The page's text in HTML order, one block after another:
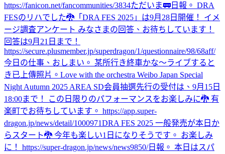
https://fanicon.net/fancommunities/3834ただいま🚃 日報。 DRA
FESのリハでした🐉 「DRA FES 2025」は9月28日開催！ イメ
ージ調査アンケート みなさまの回答、お待ちしています！
回答は9月21日まで！
https://secure.plusmember.jp/superdragon/1/questionnaire/98/68aff/
今日の仕事、おしまい。 某所行き終車かな〜ライブすると
き已上傳照片。 Love with the orchestra Weibo Japan Special
Night Autumn 2025 AREA SD会員抽選先行の受付は、9月15日
18:00まで！ この日限りのパフォーマンスをお楽しみに🐉 有
楽町でお待ちしています。 https://app.super-
dragon.jp/news/detail/1000971DRA FES 2025 一般発売が本日か
らスタート🐉 今年も楽しい1日になりそうです。 お楽しみ
に！ https://super-dragon.jp/news/news9850/日報。 本日はスパ